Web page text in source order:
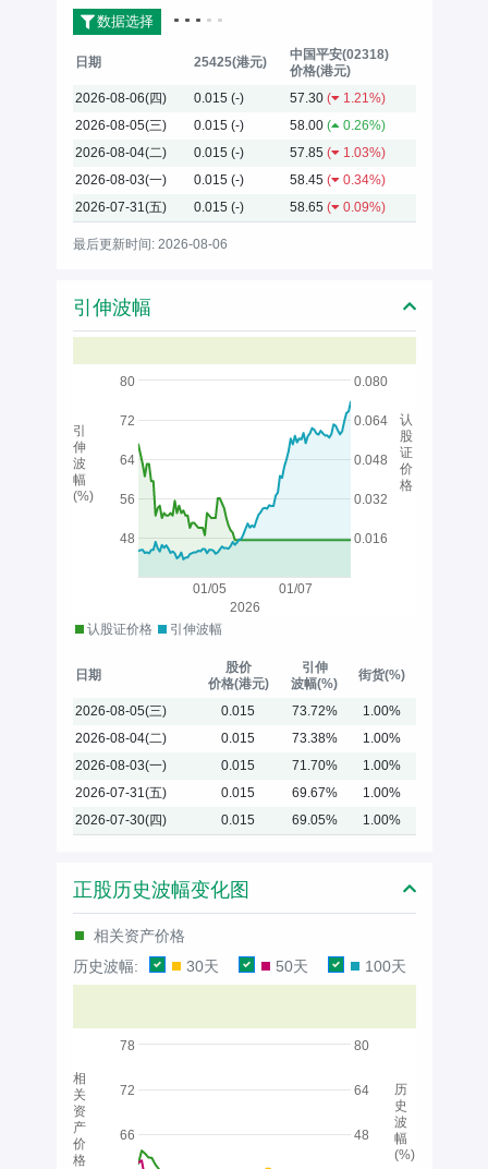
数据选择
日期 25425(港元)
中国平安(02318)
价格(港元)
2026-08-06(四)
0.015 (-) 57.30 (
1.21%)
2026-08-05(三)
0.015 (-) 58.00 (
0.26%)
2026-08-04(二)
0.015 (-) 57.85 (
1.03%)
2026-08-03(一)
0.015 (-) 58.45 (
0.34%)
2026-07-31(五)
0.015 (-) 58.65 ( 0.09%)
最后更新时间: 2026-08-06
引伸波幅
01/05 01/07
48
56
64
72
80
0.016
0.032
0.048
0.064
0.080
2026
引
伸
波
幅
(%)
认
股
证
价
格
认股证价格 引伸波幅
日期
股价
价格(港元)
引伸
波幅(%)
街货(%)
2026-08-05(三) 0.015 73.72%
1.00%
2026-08-04(二)
0.015 73.38%
1.00%
2026-08-03(一)
0.015 71.70%
1.00%
2026-07-31(五)
0.015 69.67%
1.00%
2026-07-30(四)
0.015 69.05% 1.00%
正股历史波幅变化图
相关资产价格
历史波幅:
30天 50天 100天
66
72
78
48
64
80
相
关
资
产
价
格
历
史
波
幅
(%)